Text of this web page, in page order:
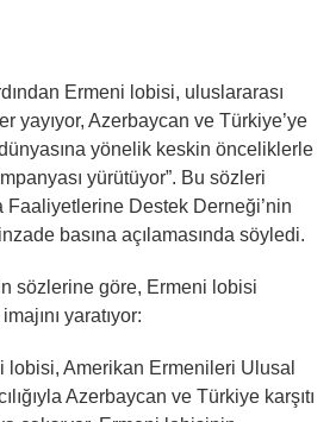
Ermeni lobisi, uluslararası
yayıyor, Azerbaycan ve Türkiye’ye
yönelik keskin önceliklerle
yürütüyor”. Bu sözleri
Destek Derneği’nin
basına açılamasında söyledi.
sözlerine göre, Ermeni lobisi
yaratıyor:
lobisi, Amerikan Ermenileri Ulusal
Azerbaycan ve Türkiye karşıtı